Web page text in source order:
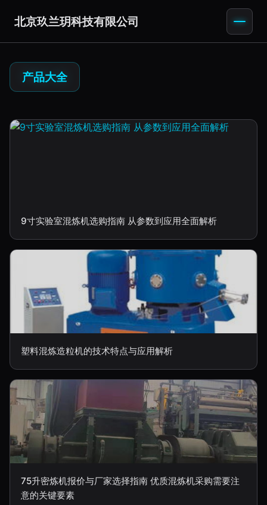
北京玖兰玥科技有限公司
产品大全
9寸实验室混炼机选购指南 从参数到应用全面解析
塑料混炼造粒机的技术特点与应用解析
75升密炼机报价与厂家选择指南 优质混炼机采购需要注
意的关键要素